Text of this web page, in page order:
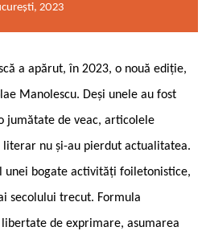
2023
a apărut, în 2023, o nouă ediție,
Manolescu. Deși unele au fost
jumătate de veac, articolele
nu și-au pierdut actualitatea.
unei bogate activități foiletonistice,
secolului trecut. Formula
de exprimare, asumarea